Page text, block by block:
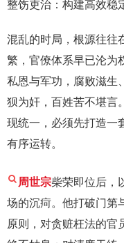
整饬吏治：构建高效稳
混乱的时局，根源往往
繁，官僚体系早已沦为
私恩与军功，腐败滋生
狈为奸，百姓苦不堪言
现统一，必须先打造一
有序运转。
周世宗柴荣即位后，
场的沉疴。他打破门第
原则，对贪赃枉法的官